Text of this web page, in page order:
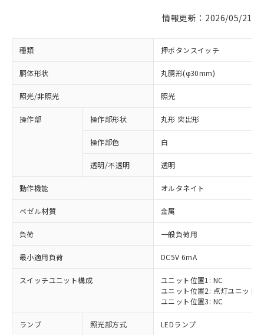
情報更新：2026/05/21
種類 押ボタンスイッチ
胴体形状 丸胴形(φ30mm)
照光/非照光 照光
操作部 操作部形状 丸形 突出形
操作部色 白
透明/不透明 透明
動作機能 オルタネイト
ベゼル材質 金属
負荷 一般負荷用
最小適用負荷 DC5V 6mA
スイッチユニット構成
ユニット位置1: NC
ユニット位置2: 点灯ユニット
ユニット位置3: NC
ランプ 照光部方式 LEDランプ